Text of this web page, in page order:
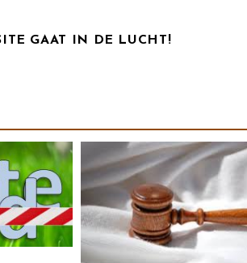
GAAT IN DE LUCHT!